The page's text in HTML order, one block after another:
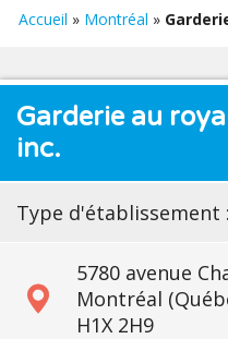
Accueil » Montréal »
Garderie au
inc.
Type d'établissement :
5780 avenue
Montréal
H1X 2H9